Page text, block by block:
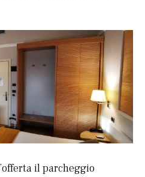
il parcheggio